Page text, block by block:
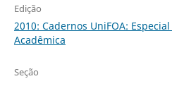
Edição
2010: Cadernos UniFOA:
Acadêmica
Seção